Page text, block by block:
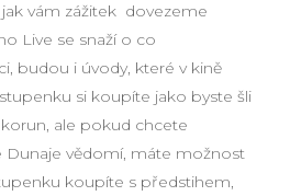
vám zážitek dovezeme
Live se snaží o co
budou i úvody, které v kině
si koupíte jako byste šli
ale pokud chcete
vědomí, máte možnost
koupíte s předstihem,